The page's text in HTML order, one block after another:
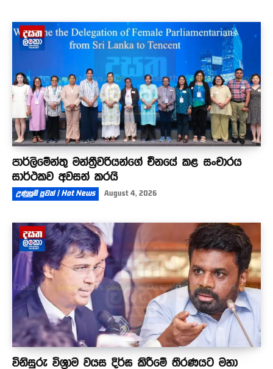
පාර්ලිමේන්තු මන්ත්‍රීවරියන්ගේ චීනයේ කළ සංචාරය
සාර්ථකව අවසන් කරයි
උණුසුම් පුවත් | Hot News August 4, 2026
විනිසුරු විශ්‍රාම වයස දිර්ඝ කිරීමේ තීරණයට මහා